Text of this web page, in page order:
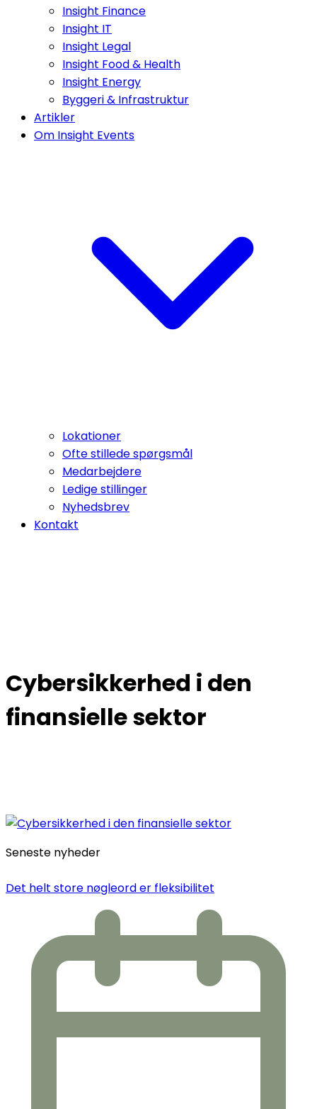
Insight Finance
Insight IT
Insight Legal
Insight Food & Health
Insight Energy
Byggeri & Infrastruktur
Artikler
Om Insight Events
Lokationer
Ofte stillede spørgsmål
Medarbejdere
Ledige stillinger
Nyhedsbrev
Kontakt
Cybersikkerhed i den
finansielle sektor
Seneste nyheder
Det helt store nøgleord er fleksibilitet